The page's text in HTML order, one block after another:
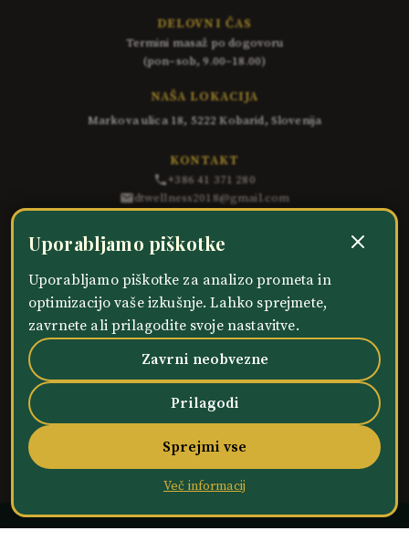
DELOVNI ČAS
Termini masaž po dogovoru
(pon–sob, 9.00–18.00)
NAŠA LOKACIJA
Markova ulica 18, 5222 Kobarid, Slovenija
KONTAKT
+386 41 371 280
dtwellness2018@gmail.com
Rezerviraj online
PRAVILNIKI IN INFORMACIJE
Pravilnik o zasebnosti
Pravilnik o piškotkih
Pogoji poslovanja
SLEDITE NAM
DT Wellness Studio. Vse pravice pridržane.
Uporabljamo piškotke
Uporabljamo piškotke za analizo prometa in
optimizacijo vaše izkušnje. Lahko sprejmete,
zavrnete ali prilagodite svoje nastavitve.
Zavrni neobvezne
Prilagodi
Sprejmi vse
Več informacij